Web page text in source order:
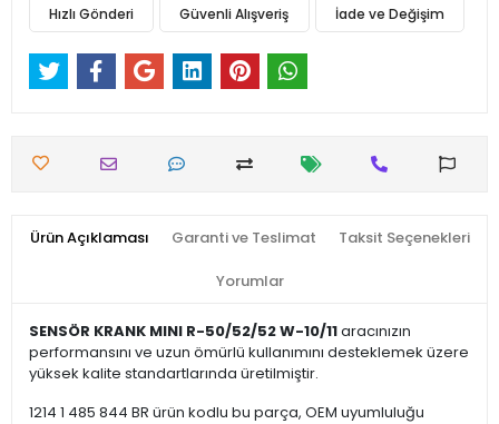
Hızlı Gönderi Güvenli Alışveriş İade ve Değişim
Ürün Açıklaması Garanti ve Teslimat Taksit Seçenekleri
Yorumlar
SENSÖR KRANK MINI R-50/52/52 W-10/11aracınızın
performansını ve uzun ömürlü kullanımını desteklemek üzere
yüksek kalite standartlarında üretilmiştir.
1214 1 485 844 BR ürün kodlu bu parça, OEM uyumluluğu